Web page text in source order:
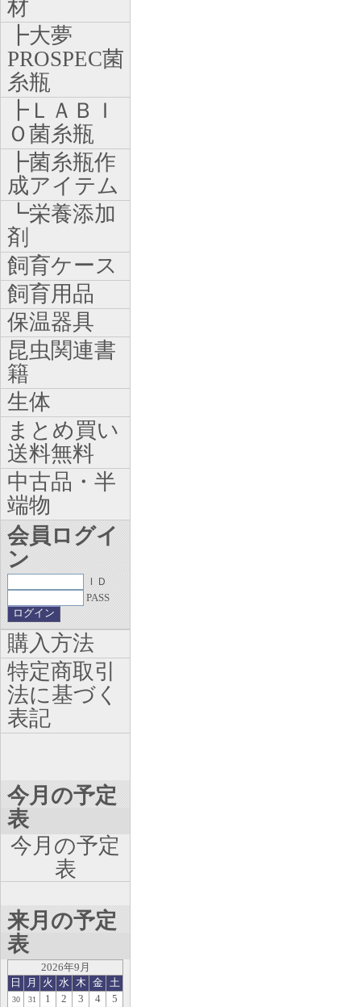
材
┣大夢
PROSPEC菌
糸瓶
┣ＬＡＢＩ
Ｏ菌糸瓶
┣菌糸瓶作
成アイテム
┗栄養添加
剤
飼育ケース
飼育用品
保温器具
昆虫関連書
籍
生体
まとめ買い
送料無料
中古品・半
端物
会員ログイ
ン
ＩＤ
PASS
購入方法
特定商取引
法に基づく
表記
今月の予定
表
今月の予定
表
来月の予定
表
2026年9月
日
月 火 水 木 金 土
30 31 1 2 3 4
5